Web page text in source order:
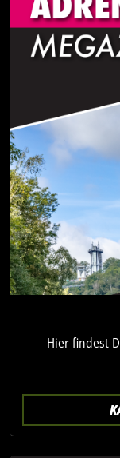
Hier findest